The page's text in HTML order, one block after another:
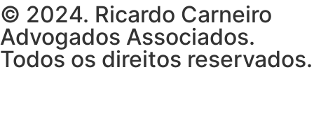
© 2024. Ricardo Carneiro
Advogados Associados.
Todos os direitos reservados.